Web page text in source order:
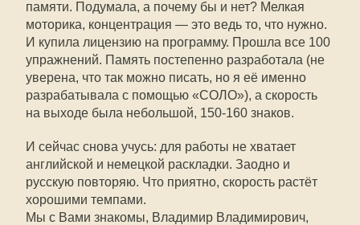
памяти. Подумала, а почему бы и нет? Мелкая
моторика, концентрация — это ведь то, что нужно.
И купила лицензию на программу. Прошла все 100
упражнений. Память постепенно разработала (не
уверена, что так можно писать, но я её именно
разрабатывала с помощью «СОЛО»), а скорость
на выходе была небольшой, 150-160 знаков.
И сейчас снова учусь: для работы не хватает
английской и немецкой раскладки. Заодно и
русскую повторяю. Что приятно, скорость растёт
хорошими темпами.
Мы с Вами знакомы, Владимир Владимирович,